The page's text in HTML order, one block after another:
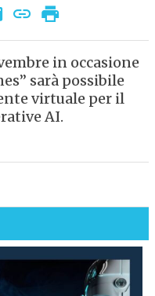
in occasione
sarà possibile
virtuale per il
AI.